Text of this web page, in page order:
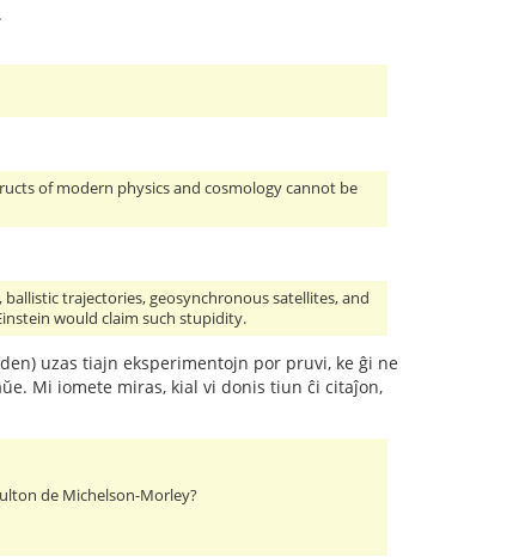
of modern physics and cosmology cannot be
trajectories, geosynchronous satellites, and
would claim such stupidity.
uzas tiajn eksperimentojn por pruvi, ke ĝi ne
Mi iomete miras, kial vi donis tiun ĉi citaĵon,
de Michelson-Morley?